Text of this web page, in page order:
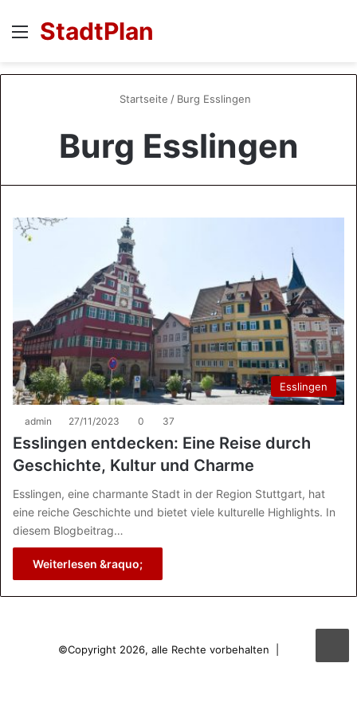
Menü
StadtPlan
Startseite / Burg Esslingen
Burg Esslingen
Esslingen
admin 27/11/2023 0 37
Esslingen entdecken: Eine Reise durch
Geschichte, Kultur und Charme
Esslingen, eine charmante Stadt in der Region Stuttgart, hat
eine reiche Geschichte und bietet viele kulturelle Highlights. In
diesem Blogbeitrag…
Weiterlesen &raquo;
©Copyright 2026, alle Rechte vorbehalten |